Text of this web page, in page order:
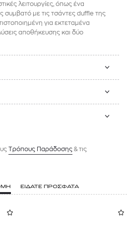
λειτουργίες, όπως ένα
με τις τσάντες duffle της
για εκτεταμένα
αποθήκευσης και δύο
Tρόπους Παράδοσης & τις
ΕΙΔΑΤΕ ΠΡΟΣΦΑΤΑ